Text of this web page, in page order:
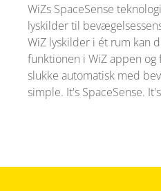
WiZs SpaceSense
lyskilder til
WiZ lyskilder i ét rum kan
funktionen i WiZ appen
slukke automatisk med
simple. It's SpaceSense.